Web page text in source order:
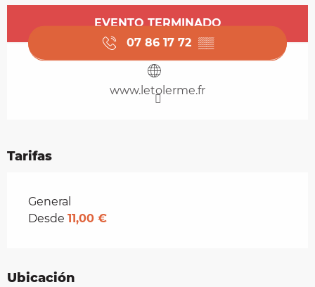
Horarios y datos de contacto
EVENTO TERMINADO
07 86 17 72 ▒▒
www.letolerme.fr
Tarifas
Tarifas 2026
General
Desde 11,00 €
Ubicación